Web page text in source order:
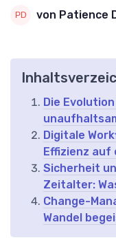
von Patience
Die
Digitale
Effizienz auf
Sicherheit
Zeitalter:
Change-
Wandel